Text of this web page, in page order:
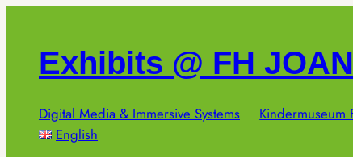
springenExhibits @ FH
Digital Media & Immersive Systems Kindermuseum
English